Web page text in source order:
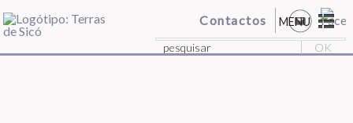
Contactos MENU